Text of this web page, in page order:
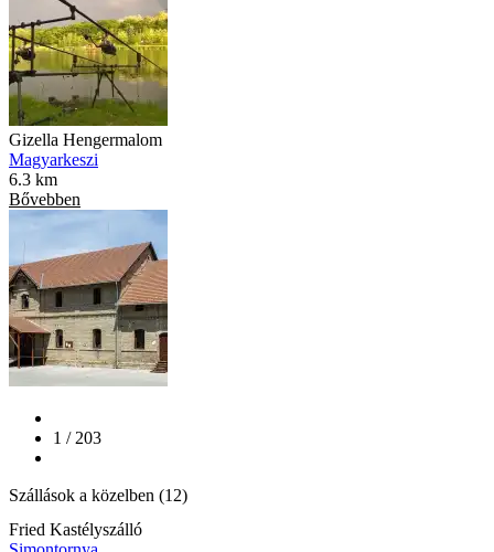
Gizella Hengermalom
Magyarkeszi
6.3 km
Bővebben
1 / 203
Szállások a közelben (12)
Fried Kastélyszálló